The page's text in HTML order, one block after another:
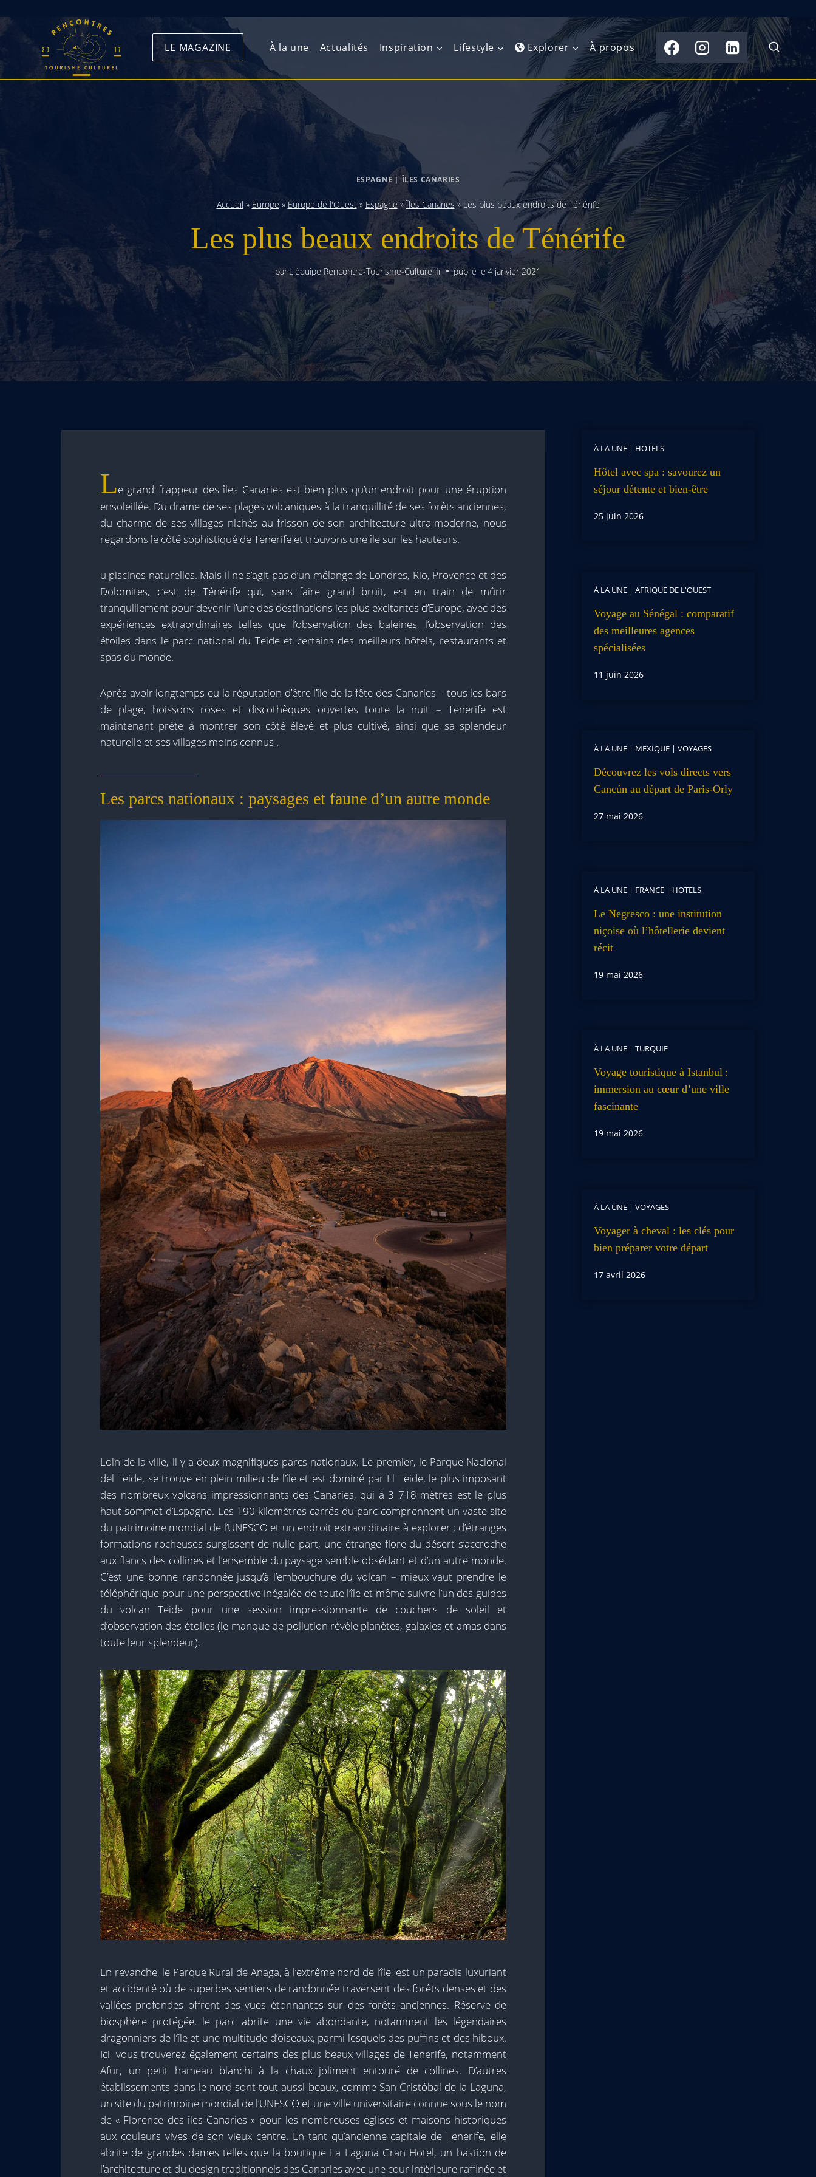
Skip
LE MAGAZINE À la une Actualités Inspiration Lifestyle Explorer
Europe de l’Ouest
Europe de l’Est
Antilles et Caraïbes
Amérique du Sud
Afrique du Nord
(Maghreb)
Afrique de l’Ouest
Afrique de l’Est
Afrique australe
Moyen-Orient
Asie centrale
Sous-continent
indien
Asie du Sud-Est
Extrême-Orient
Australasie
À propos
ESPAGNE |ÎLES CANARIES
Accueil » Europe » Europe de l'Ouest» Espagne »Îles Canaries »Les plus beaux endroits de Ténérife
Les plus beaux endroits de Ténérife
parL'équipe Rencontre-Tourisme-Culturel.fr publié le 4 janvier 2021
Le grand frappeur des îles Canaries est bien plus qu’un endroit pour une éruption
ensoleillée. Du drame de ses plages volcaniques à la tranquillité de ses forêts anciennes,
du charme de ses villages nichés au frisson de son architecture ultra-moderne, nous
regardons le côté sophistiqué de Tenerife et trouvons une île sur les hauteurs.
u piscines naturelles. Mais il ne s’agit pas d’un mélange de Londres, Rio, Provence et des
Dolomites, c’est de Ténérife qui, sans faire grand bruit, est en train de mûrir
tranquillement pour devenir l’une des destinations les plus excitantes d’Europe, avec des
expériences extraordinaires telles que l’observation des baleines, l’observation des
étoiles dans le parc national du Teide et certains des meilleurs hôtels, restaurants et
spas du monde.
Après avoir longtemps eu la réputation d’être l’île de la fête des Canaries – tous les bars
de plage, boissons roses et discothèques ouvertes toute la nuit – Tenerife est
maintenant prête à montrer son côté élevé et plus cultivé, ainsi que sa splendeur
naturelle et ses villages moins connus .
Les parcs nationaux : paysages et faune d’un autre monde
Loin de la ville, il y a deux magnifiques parcs nationaux. Le premier, le Parque Nacional
del Teide, se trouve en plein milieu de l’île et est dominé par El Teide, le plus imposant
des nombreux volcans impressionnants des Canaries, qui à 3 718 mètres est le plus
haut sommet d’Espagne. Les 190 kilomètres carrés du parc comprennent un vaste site
du patrimoine mondial de l’UNESCO et un endroit extraordinaire à explorer ; d’étranges
formations rocheuses surgissent de nulle part, une étrange flore du désert s’accroche
aux flancs des collines et l’ensemble du paysage semble obsédant et d’un autre monde.
C’est une bonne randonnée jusqu’à l’embouchure du volcan – mieux vaut prendre le
téléphérique pour une perspective inégalée de toute l’île et même suivre l’un des guides
du volcan Teide pour une session impressionnante de couchers de soleil et
d’observation des étoiles (le manque de pollution révèle planètes, galaxies et amas dans
toute leur splendeur).
En revanche, le Parque Rural de Anaga, à l’extrême nord de l’île, est un paradis luxuriant
et accidenté où de superbes sentiers de randonnée traversent des forêts denses et des
vallées profondes offrent des vues étonnantes sur des forêts anciennes. Réserve de
biosphère protégée, le parc abrite une vie abondante, notamment les légendaires
dragonniers de l’île et une multitude d’oiseaux, parmi lesquels des puffins et des hiboux.
Ici, vous trouverez également certains des plus beaux villages de Tenerife, notamment
Afur, un petit hameau blanchi à la chaux joliment entouré de collines. D’autres
établissements dans le nord sont tout aussi beaux, comme San Cristóbal de la Laguna,
un site du patrimoine mondial de l’UNESCO et une ville universitaire connue sous le nom
de « Florence des îles Canaries » pour les nombreuses églises et maisons historiques
aux couleurs vives de son vieux centre. En tant qu’ancienne capitale de Tenerife, elle
abrite de grandes dames telles que la boutique La Laguna Gran Hotel, un bastion de
l’architecture et du design traditionnels des Canaries avec une cour intérieure raffinée et
À LA UNE| HOTELS
Hôtel avec spa : savourez un
séjour détente et bien-être
25 juin 2026
À LA UNE| AFRIQUE DE L'OUEST
Voyage au Sénégal : comparatif
des meilleures agences
spécialisées
11 juin 2026
À LA UNE| MEXIQUE| VOYAGES
Découvrez les vols directs vers
Cancún au départ de Paris-Orly
27 mai 2026
À LA UNE| FRANCE| HOTELS
Le Negresco : une institution
niçoise où l’hôtellerie devient
récit
19 mai 2026
À LA UNE| TURQUIE
Voyage touristique à Istanbul :
immersion au cœur d’une ville
fascinante
19 mai 2026
À LA UNE| VOYAGES
Voyager à cheval : les clés pour
bien préparer votre départ
17 avril 2026